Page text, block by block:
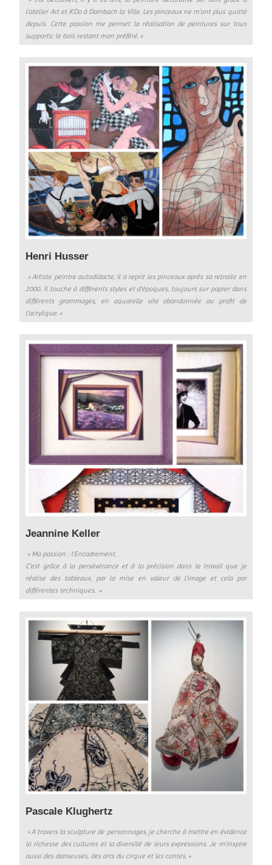
l’atelier Art et K’Do à Dambach la Ville. Les pinceaux ne m’ont plus quitté
depuis. Cette passion me permet la réalisation de peintures sur tous
supports; le bois restant mon préféré. «
Henri Husser
» Artiste peintre autodidacte, il a reprit les pinceaux après sa retraite en
2000. Il touche à différents styles et d’époques, toujours sur papier dans
différents grammages, en aquarelle vite abandonnée au profit de
l’acrylique. «
Jeannine Keller
» Ma passion : l’Encadrement.
C’est grâce à la persévérance et à la précision dans le travail que je
réalise des tableaux, par la mise en valeur de l’image et cela par
différentes techniques. «
Pascale Klughertz
» A travers la sculpture de personnages, je cherche à mettre en évidence
la richesse des cultures et la diversité de leurs expressions. Je m’inspire
aussi des danseuses, des arts du cirque et les contes. «